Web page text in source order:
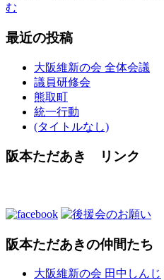
む
最近の投稿
大阪維新の会 全体会議
議員研修会
熊取町
統一行動
(タイトルなし)
阪本ただあき リンク
阪本ただあきの仲間たち
大阪維新の会 田中しんじ